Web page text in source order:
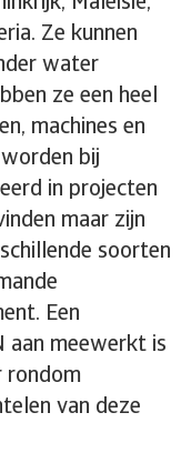
Ze kunnen
water
ze een heel
machines en
bij
in projecten
maar zijn
soorten
Een
aan meewerkt is
rondom
van deze